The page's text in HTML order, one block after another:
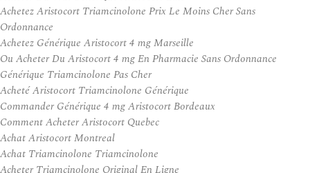
Achetez Aristocort Triamcinolone Prix Le Moins Cher Sans
Ordonnance
Achetez Générique Aristocort 4 mg Marseille
Ou Acheter Du Aristocort 4 mg En Pharmacie Sans Ordonnance
Générique Triamcinolone Pas Cher
Acheté Aristocort Triamcinolone Générique
Commander Générique 4 mg Aristocort Bordeaux
Comment Acheter Aristocort Quebec
Achat Aristocort Montreal
Achat Triamcinolone Triamcinolone